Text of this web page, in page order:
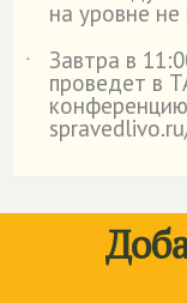
на уровне
˙
Завтра в
проведет в